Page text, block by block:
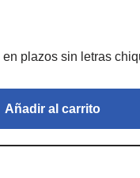
Añadir al carrito